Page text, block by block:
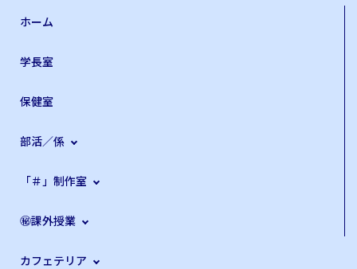
ホーム
学長室
保健室
部活／係
「＃」制作室
㊙課外授業
カフェテリア